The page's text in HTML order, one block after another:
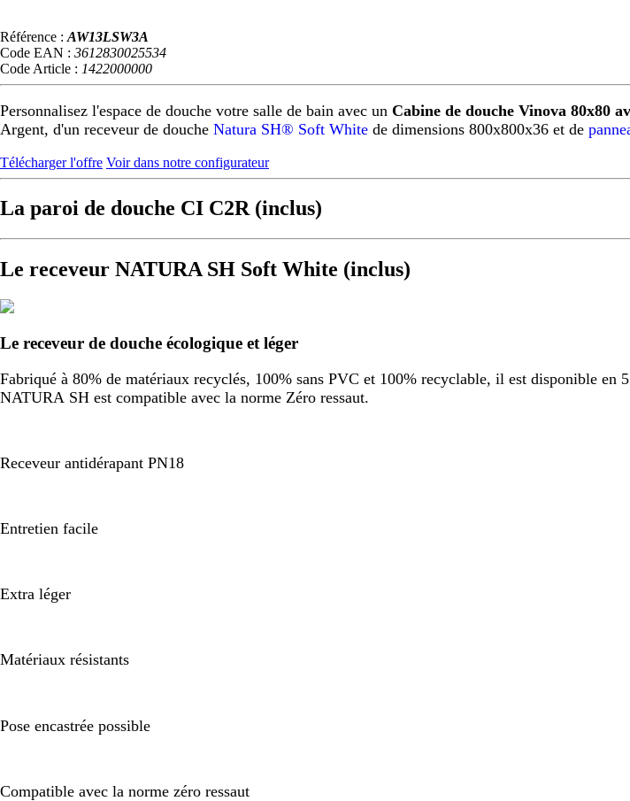
Référence : AW13LSW3A
Code EAN : 3612830025534
Code Article : 1422000000
Personnalisez l'espace de douche votre salle de bain avec un Cabine de douche Vinova 80x80
Argent, d'un receveur de douche Natura SH® Soft White de dimensions 800x800x36 et de
Télécharger l'offre Voir dans notre configurateur
La paroi de douche CI C2R (inclus)
Le receveur NATURA SH Soft White (inclus)
Le receveur de douche écologique et léger
Fabriqué à 80% de matériaux recyclés, 100% sans PVC et 100% recyclable, il est disponible en
NATURA SH est compatible avec la norme Zéro ressaut.
Receveur antidérapant PN18
Entretien facile
Extra léger
Matériaux résistants
Pose encastrée possible
Compatible avec la norme zéro ressaut